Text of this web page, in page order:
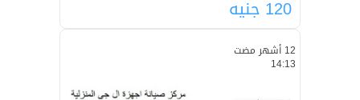
120 جنيه
12 أشهر مضت
14:13